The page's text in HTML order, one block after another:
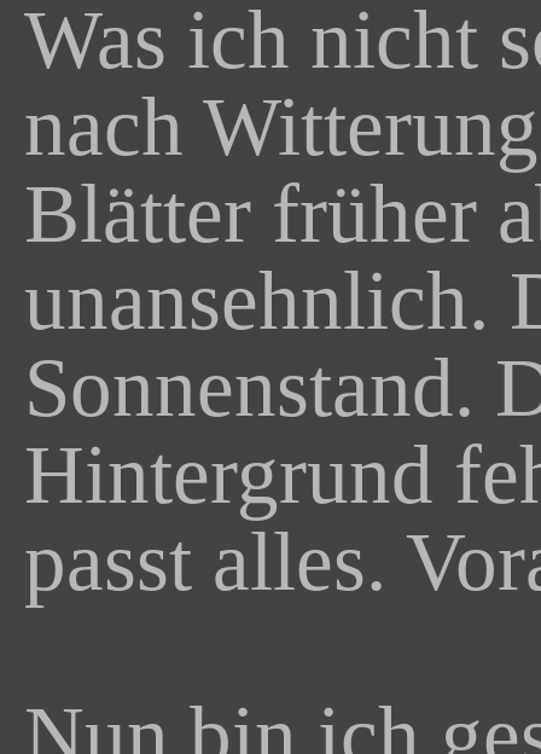
Was ich nicht
nach
Blätter früher
unansehnlich.
Sonnenstand.
Hintergrund
passt alles.